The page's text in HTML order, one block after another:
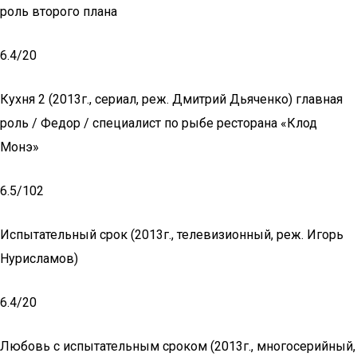
роль второго плана
6.4/20
Кухня 2 (2013г., сериал, реж. Дмитрий Дьяченко) главная
роль / Федор / специалист по рыбе ресторана «Клод
Монэ»
6.5/102
Испытательный срок (2013г., телевизионный, реж. Игорь
Нурисламов)
6.4/20
Любовь с испытательным сроком (2013г., многосерийный,